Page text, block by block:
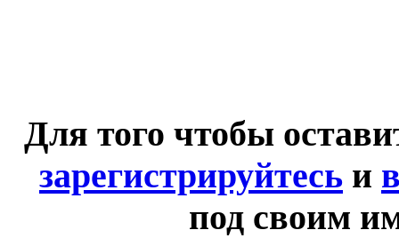
Для того чтобы
зарегистрируйтесь и
под своим